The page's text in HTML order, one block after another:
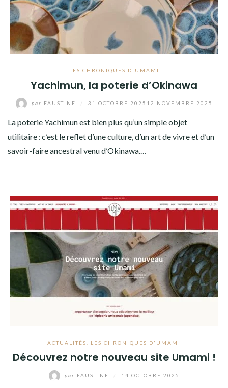
LES CHRONIQUES D'UMAMI
Yachimun, la poterie d’Okinawa
par FAUSTINE 31 OCTOBRE 2025 12 NOVEMBRE 2025
La poterie Yachimun est bien plus qu’un simple objet
utilitaire : c’est le reflet d’une culture, d’un art de vivre et d’un
savoir-faire ancestral venu d’Okinawa.…
ACTUALITÉS LES CHRONIQUES D'UMAMI
Découvrez notre nouveau site Umami !
par FAUSTINE 14 OCTOBRE 2025